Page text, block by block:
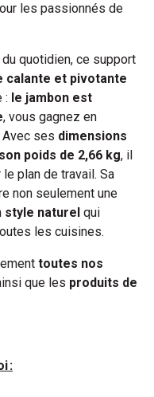
les passionnés de
quotidien, ce support
calante et pivotante
: le jambon est
, vous gagnez en
Avec ses dimensions
poids de 2,66 kg, il
le plan de travail. Sa
non seulement une
style naturel qui
les cuisines.
toutes nos
que les produits de
: